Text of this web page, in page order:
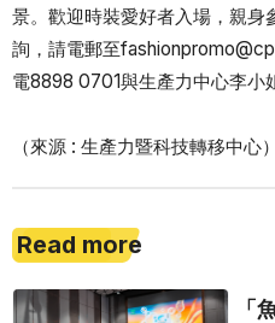
景。歡迎時裝愛好者入場，親身
詢，請電郵至
電8898 0701與生產力中心李小
（來源 : 生產力暨科技轉移中心）
Read more
「